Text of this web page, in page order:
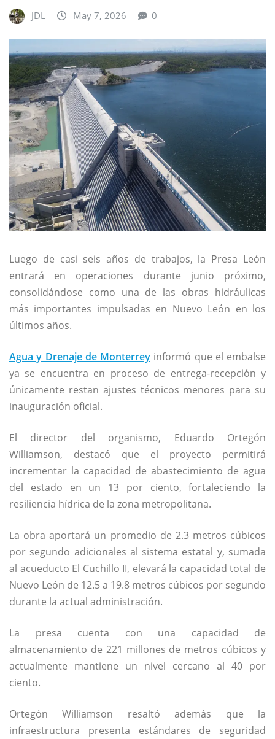
JDL May 7, 2026 0
Luego de casi seis años de trabajos, la Presa León
entrará en operaciones durante junio próximo,
consolidándose como una de las obras hidráulicas
más importantes impulsadas en Nuevo León en los
últimos años.
Agua y Drenaje de Monterrey informó que el embalse
ya se encuentra en proceso de entrega-recepción y
únicamente restan ajustes técnicos menores para su
inauguración oficial.
El director del organismo, Eduardo Ortegón
Williamson, destacó que el proyecto permitirá
incrementar la capacidad de abastecimiento de agua
del estado en un 13 por ciento, fortaleciendo la
resiliencia hídrica de la zona metropolitana.
La obra aportará un promedio de 2.3 metros cúbicos
por segundo adicionales al sistema estatal y, sumada
al acueducto El Cuchillo II, elevará la capacidad total de
Nuevo León de 12.5 a 19.8 metros cúbicos por segundo
durante la actual administración.
La presa cuenta con una capacidad de
almacenamiento de 221 millones de metros cúbicos y
actualmente mantiene un nivel cercano al 40 por
ciento.
Ortegón Williamson resaltó además que la
infraestructura presenta estándares de seguridad